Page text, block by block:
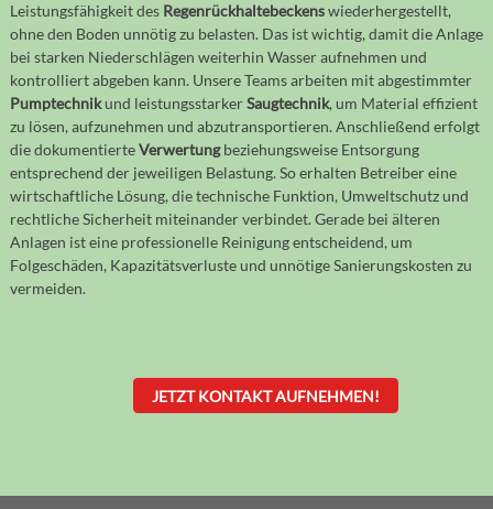
Leistungsfähigkeit des Regenrückhaltebeckenswiederhergestellt,
ohne den Boden unnötig zu belasten. Das ist wichtig, damit die Anlage
bei starken Niederschlägen weiterhin Wasser aufnehmen und
kontrolliert abgeben kann. Unsere Teams arbeiten mit abgestimmter
Pumptechnikund leistungsstarkerSaugtechnik, um Material effizient
zu lösen, aufzunehmen und abzutransportieren. Anschließend erfolgt
die dokumentierteVerwertungbeziehungsweise Entsorgung
entsprechend der jeweiligen Belastung. So erhalten Betreiber eine
wirtschaftliche Lösung, die technische Funktion, Umweltschutz und
rechtliche Sicherheit miteinander verbindet. Gerade bei älteren
Anlagen ist eine professionelle Reinigung entscheidend, um
Folgeschäden, Kapazitätsverluste und unnötige Sanierungskosten zu
vermeiden.
JETZT KONTAKT AUFNEHMEN!